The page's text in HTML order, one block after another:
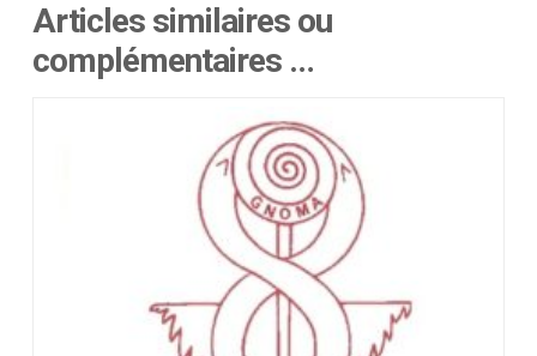
Articles similaires ou
complémentaires …